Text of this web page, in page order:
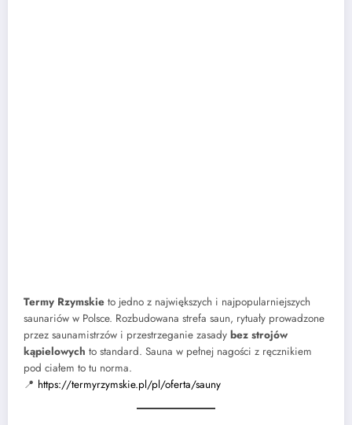
Termy Rzymskie to jedno z największych i najpopularniejszych
saunariów w Polsce. Rozbudowana strefa saun, rytuały prowadzone
przez saunamistrzów i przestrzeganie zasady bez strojów
kąpielowych to standard. Sauna w pełnej nagości z ręcznikiem
pod ciałem to tu norma.
📍 https://termyrzymskie.pl/pl/oferta/sauny